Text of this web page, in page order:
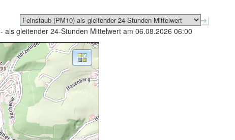
- als gleitender 24-Stunden Mittelwert am 06.08.2026 06:00